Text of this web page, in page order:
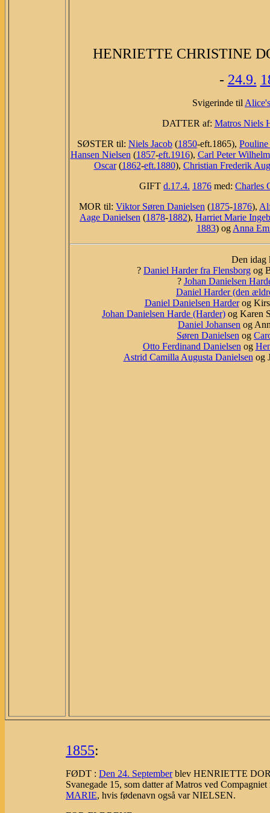
HENRIETTE CHRISTINE
- 24.9.
Svigerinde til
DATTER af: Matros Niels
SØSTER til: Niels Jacob (1850-eft.1865),
Hansen Nielsen (1857-eft.1916), Carl Peter Wilhelm
Oscar(1862-eft.1880), Christian Frederik
GIFT d.17.4. 1876 med: Charles
MOR til: Viktor Søren Danielsen (1875-1876),
Aage Danielsen (1878-1882), Harriet Marie
1883) og Anna
Den idag
? Daniel Harder fra Flensborg og
? Johan Danielsen
Daniel Harder (den
Daniel Danielsen Harderog
Johan Danielsen Harde (Harder) og Karen
Daniel Johansen og
Søren Danielsen og
Otto Ferdinand Danielsen og
Astrid Camilla Augusta Danielsen og
1855:
FØDT : Den 24. Septemberblev HENRIETTE
Svanegade 15, som datter af Matros ved
MARIE, hvis fødenavn også var NIELSEN.